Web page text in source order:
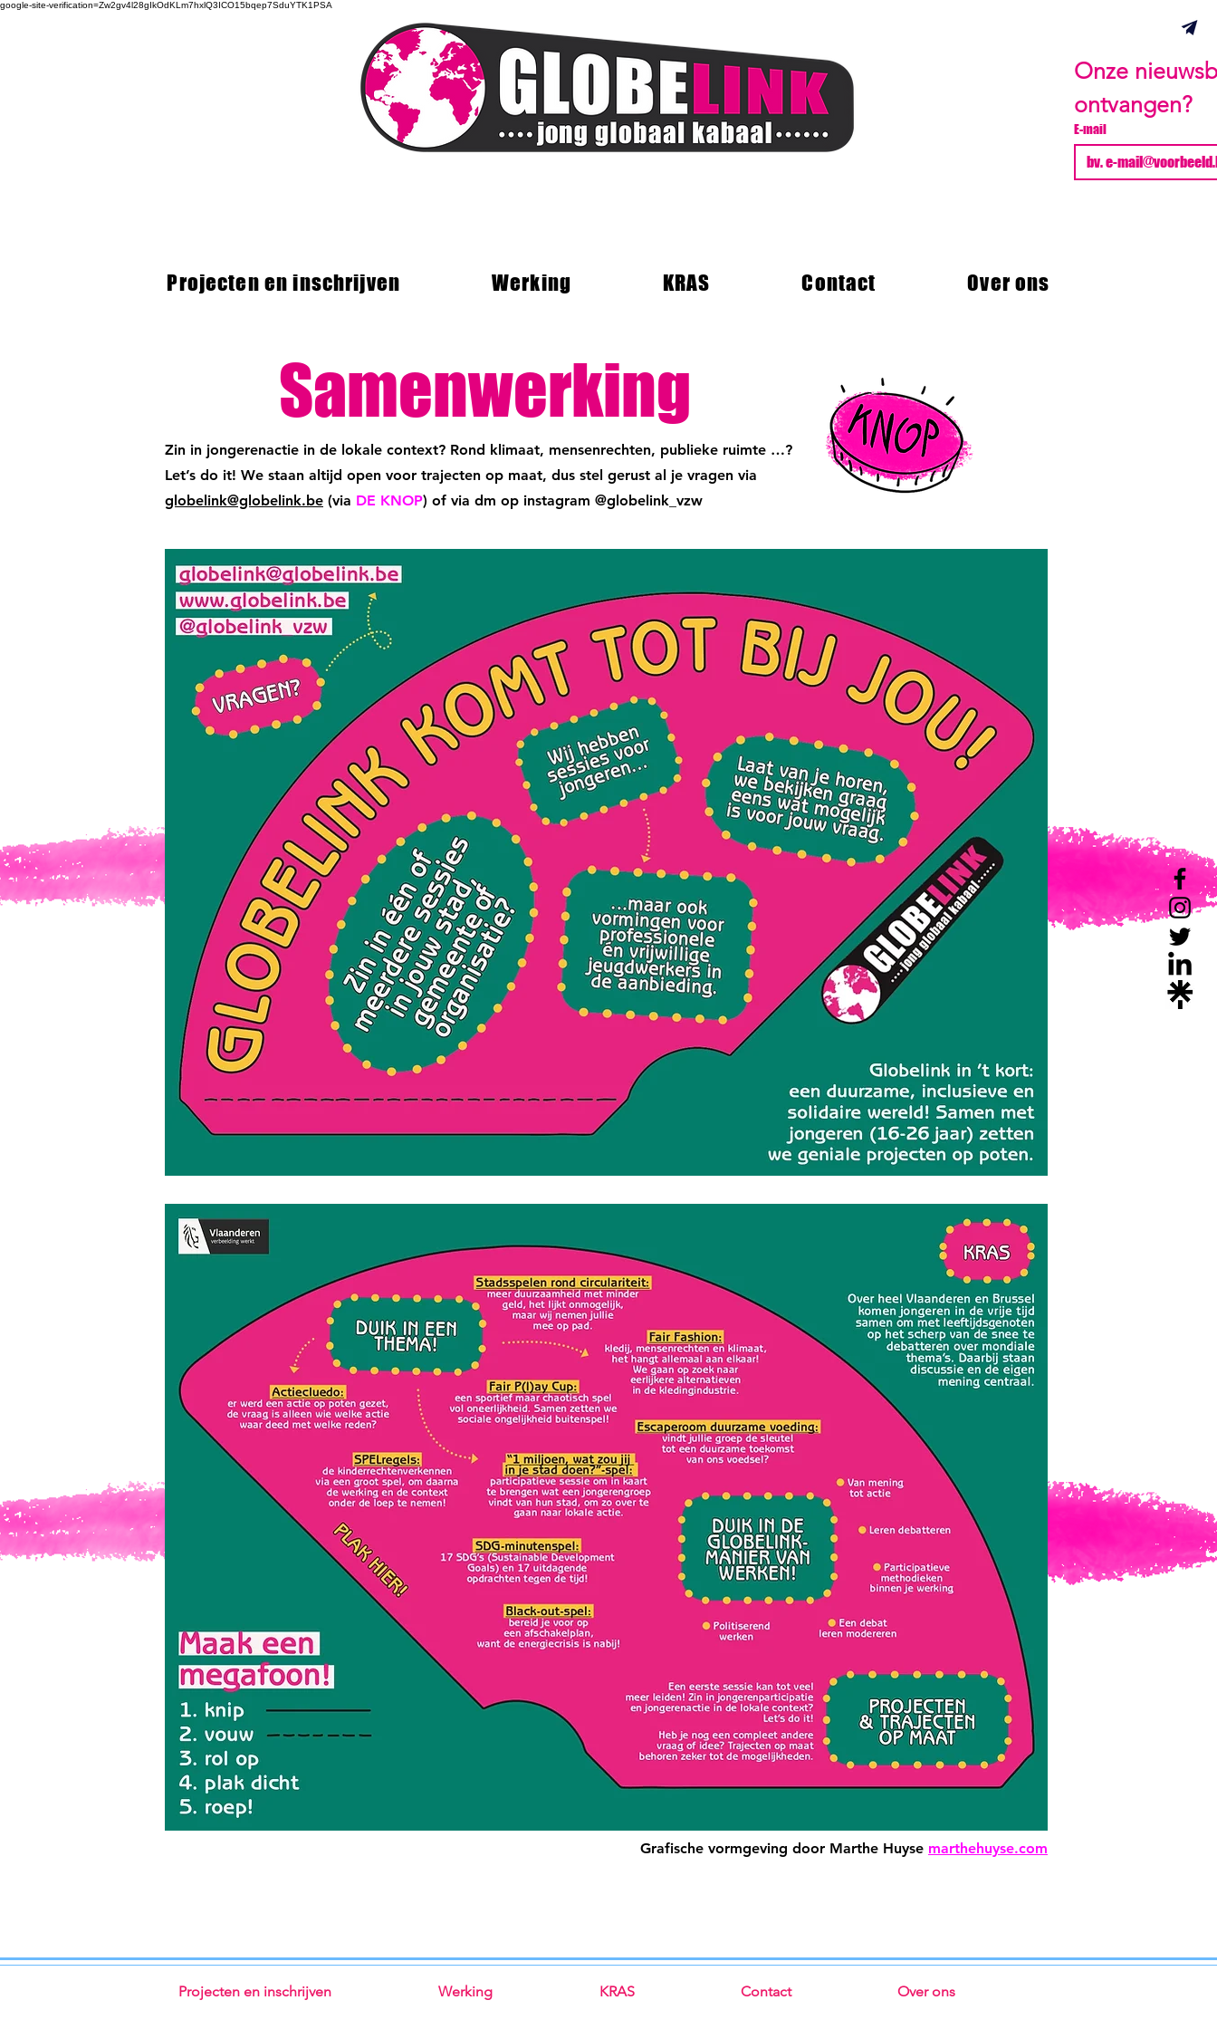
google-site-verification=Zw2gv4l28gIkOdKLm7hxlQ3ICO15bqep7SduYTK1PSA
Onze
ontvangen?
E-mail
Projecten en inschrijven Werking KRAS Contact Over ons
Samenwerking
Zin in jongerenactie in de lokale context? Rond klimaat, mensenrechten, publieke ruimte …?
Let’s do it! We staan altijd open voor trajecten op maat, dus stel gerust al je vragen via
globelink@globelink.be (via DE KNOP) of via dm op instagram @globelink_vzw
Grafische vormgeving door Marthe Huyse marthehuyse.com
Projecten en inschrijven Werking KRAS Contact Over ons